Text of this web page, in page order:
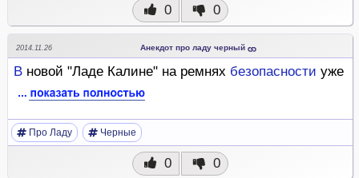
0 0
2014.11.26 Анекдот про ладу черный
В новой "Ладе Калине" на ремнях безопасности уже
Про Ладу Черные
0 0